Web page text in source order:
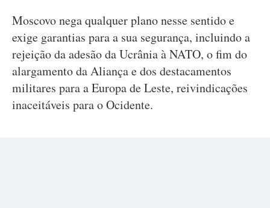
Moscovo nega qualquer plano nesse sentido e
exige garantias para a sua segurança, incluindo a
rejeição da adesão da Ucrânia à NATO, o fim do
alargamento da Aliança e dos destacamentos
militares para a Europa de Leste, reivindicações
inaceitáveis para o Ocidente.